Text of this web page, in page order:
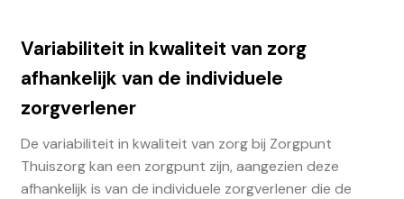
Variabiliteit in kwaliteit van zorg
afhankelijk van de individuele
zorgverlener
De variabiliteit in kwaliteit van zorg bij Zorgpunt
Thuiszorg kan een zorgpunt zijn, aangezien deze
afhankelijk is van de individuele zorgverlener die de